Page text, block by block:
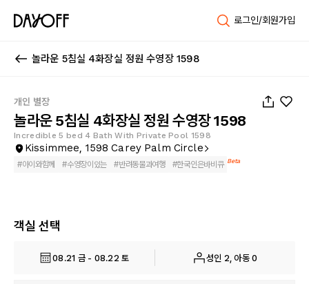
로그인/회원가입
놀라운 5침실 4화장실 정원 수영장 1598
개인 별장
놀라운 5침실 4화장실 정원 수영장 1598
Incredible 5 bed 4 Bath With Private Pool 1598
Kissimmee, 1598 Carey Palm Circle
#아이와함께 #수영장이있는 #반려동물과여행 #한국인은바비큐 Beta
객실 선택
08.21 금 - 08.22 토 성인 2, 아동 0